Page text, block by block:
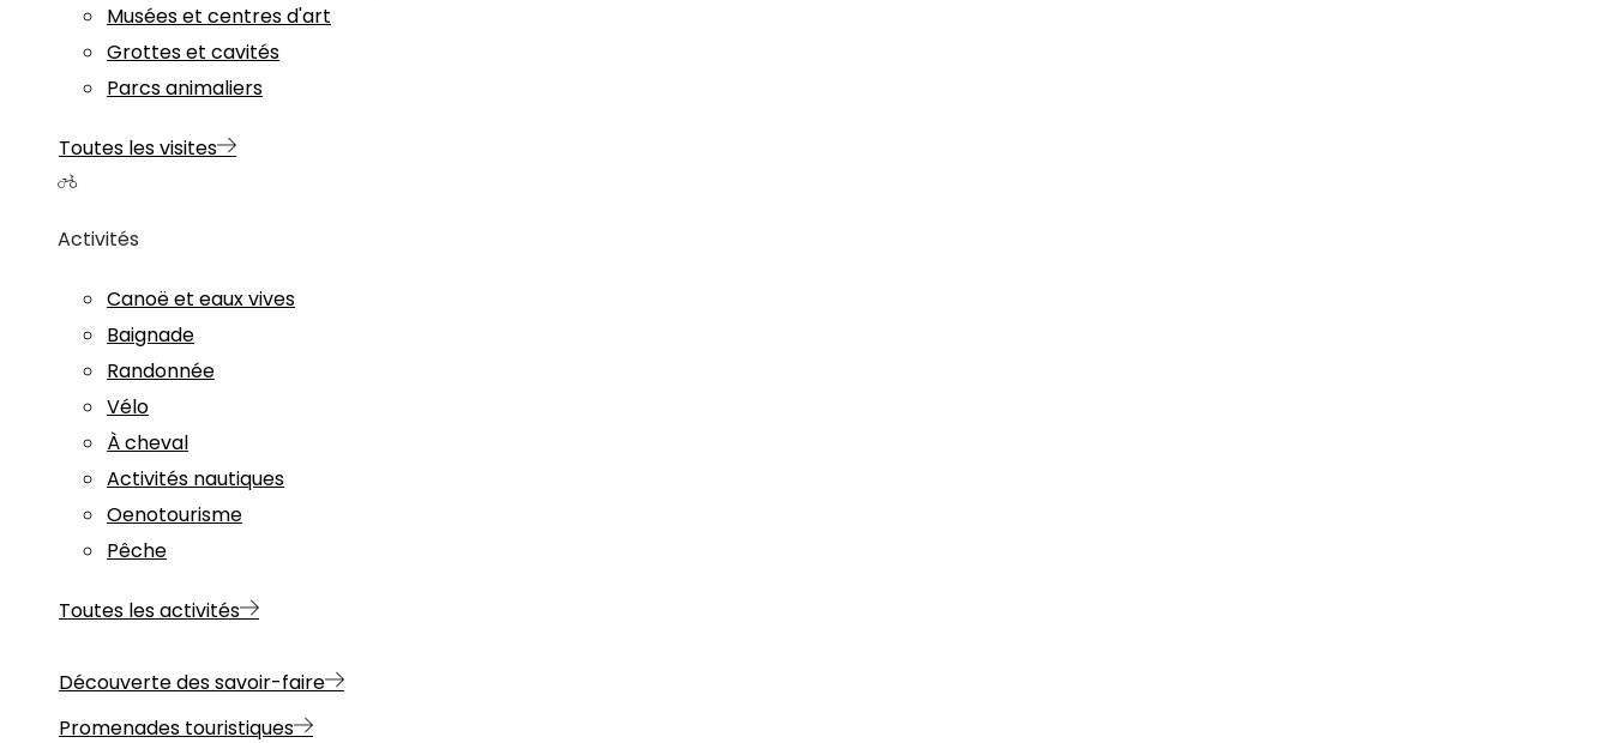
Musées et centres d'art
Grottes et cavités
Parcs animaliers
Toutes les visites
Activités
Canoë et eaux vives
Baignade
Randonnée
Vélo
À cheval
Activités nautiques
Oenotourisme
Pêche
Toutes les activités
Découverte des savoir-faire
Promenades touristiques